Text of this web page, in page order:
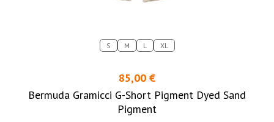
S M L XL
85,00 €
Bermuda Gramicci G-Short Pigment Dyed Sand
Pigment